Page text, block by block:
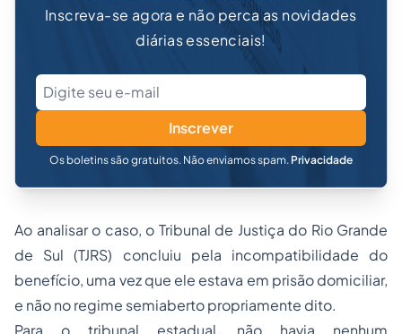
Inscreva-se agora e não perca as novidades
diárias essenciais!
Inscrever
Os boletins são gratuitos. Não enviamos spam. Privacidade
Ao analisar o caso, o Tribunal de Justiça do Rio Grande
de Sul (TJRS) concluiu pela incompatibilidade do
benefício, uma vez que ele estava em prisão domiciliar,
e não no regime semiaberto propriamente dito.
Para o tribunal estadual, não havia nenhum